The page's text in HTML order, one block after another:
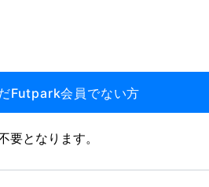
Futpark会員でない方
となります。